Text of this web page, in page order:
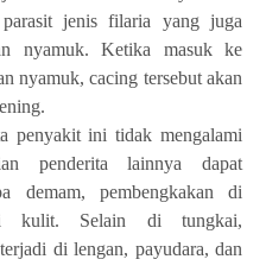
jenis filaria yang juga
nyamuk. Ketika masuk ke
nyamuk, cacing tersebut akan
penyakit ini tidak mengalami
penderita lainnya dapat
demam, pembengkakan di
kulit. Selain di tungkai,
di lengan, payudara, dan